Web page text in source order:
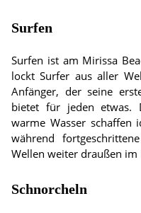
Surfen
Surfen ist am Mirissa
lockt Surfer aus aller
Anfänger, der seine
bietet für jeden etwas.
warme Wasser schaffen
während
Wellen weiter draußen
Schnorcheln